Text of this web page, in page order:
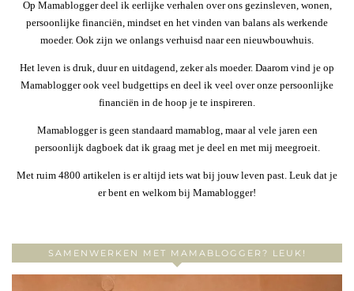
Op Mamablogger deel ik eerlijke verhalen over ons gezinsleven, wonen,
persoonlijke financiën, mindset en het vinden van balans als werkende
moeder. Ook zijn we onlangs verhuisd naar een nieuwbouwhuis.
Het leven is druk, duur en uitdagend, zeker als moeder. Daarom vind je op
Mamablogger ook veel budgettips en deel ik veel over onze persoonlijke
financiën in de hoop je te inspireren.
Mamablogger is geen standaard mamablog, maar al vele jaren een
persoonlijk dagboek dat ik graag met je deel en met mij meegroeit.
Met ruim 4800 artikelen is er altijd iets wat bij jouw leven past. Leuk dat je
er bent en welkom bij Mamablogger!
SAMENWERKEN MET MAMABLOGGER? LEUK!